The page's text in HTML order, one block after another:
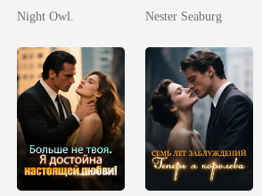
Альфа-
Night Owl.
лучшей
Nester Seaburg